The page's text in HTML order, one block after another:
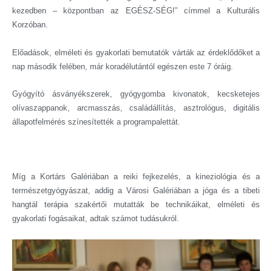
kezedben – központban az EGÉSZ-SÉG!” címmel a Kulturális
Korzóban.
Előadások, elméleti és gyakorlati bemutatók várták az érdeklődőket a
nap második felében, már koradélutántól egészen este 7 óráig.
Gyógyító ásványékszerek, gyógygomba kivonatok, kecsketejes
olívaszappanok, arcmasszás, családállítás, asztrológus, digitális
állapotfelmérés színesítették a programpalettát.
Míg a Kortárs Galériában a reiki fejkezelés, a kineziológia és a
természetgyógyászat, addig a Városi Galériában a jóga és a tibeti
hangtál terápia szakértői mutatták be technikáikat, elméleti és
gyakorlati fogásaikat, adtak számot tudásukról.